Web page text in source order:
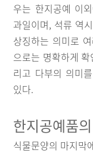
우는 한지공예 이
과일이며, 석류 역
상징하는 의미로
으로는 명확하게
리고 다부의 의미
있다.
한지공예품
식물문양의 마지막